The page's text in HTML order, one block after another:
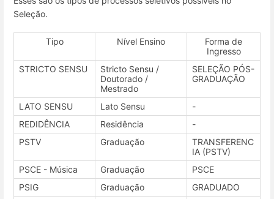
Seleção.
Tipo Nível Ensino
Forma de
Ingresso
STRICTO SENSU
Stricto Sensu /
Doutorado /
Mestrado
SELEÇÃO PÓS-
GRADUAÇÃO
LATO SENSU Lato Sensu
-
REDIDÊNCIA
Residência
-
PSTV
Graduação
TRANSFERENC
IA (PSTV)
PSCE - Música
Graduação
PSCE
PSIG
Graduação
GRADUADO